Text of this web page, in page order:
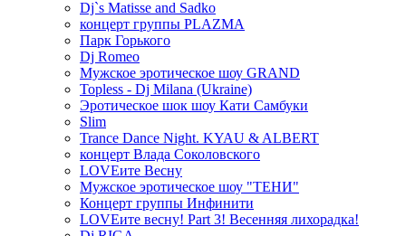
Dj`s Matisse and Sadko
концерт группы PLAZMA
Парк Горького
Dj Romeo
Мужское эротическое шоу GRAND
Topless - Dj Milana (Ukraine)
Эротическое шок шоу Кати Самбуки
Slim
Trance Dance Night. KYAU & ALBERT
концерт Влада Соколовского
LOVEите Весну
Мужское эротическое шоу "ТЕНИ"
Концерт группы Инфинити
LOVEите весну! Part 3! Весенняя лихорадка!